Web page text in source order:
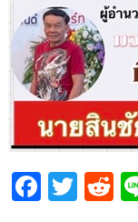
F T R